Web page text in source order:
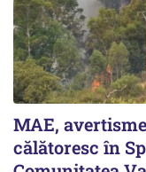
MAE,
călătoresc în